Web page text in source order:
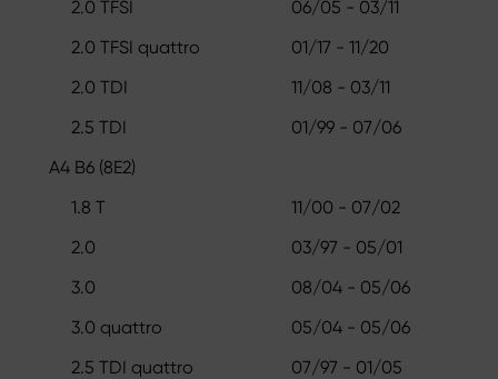
2.0 TFSI
06/05 - 03/11
2.0 TFSI quattro
01/17 - 11/20
2.0 TDI
11/08 - 03/11
2.5 TDI
01/99 - 07/06
A4 B6 (8E2)
1.8 T
11/00 - 07/02
2.0
03/97 - 05/01
3.0
08/04 - 05/06
3.0 quattro
05/04 - 05/06
2.5 TDI quattro
07/97 - 01/05